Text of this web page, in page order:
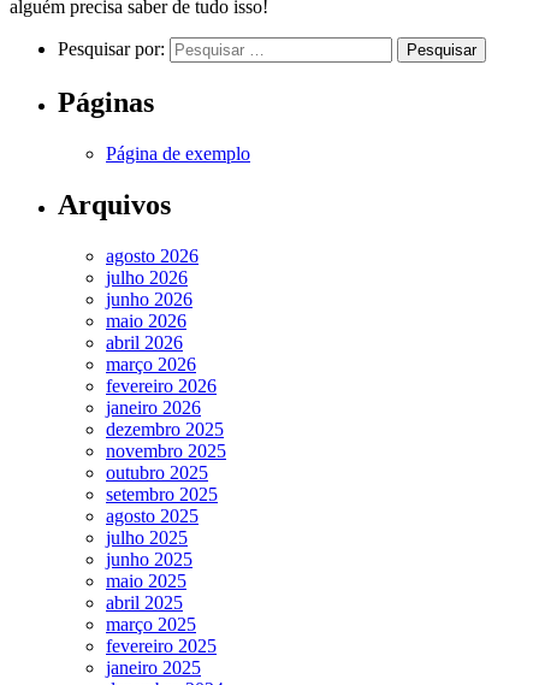
alguém precisa saber de tudo isso!
Pesquisar por:
Páginas
Página de exemplo
Arquivos
agosto 2026
julho 2026
junho 2026
maio 2026
abril 2026
março 2026
fevereiro 2026
janeiro 2026
dezembro 2025
novembro 2025
outubro 2025
setembro 2025
agosto 2025
julho 2025
junho 2025
maio 2025
abril 2025
março 2025
fevereiro 2025
janeiro 2025